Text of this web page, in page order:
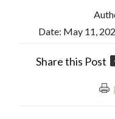
Date: May 11,
Share this Post